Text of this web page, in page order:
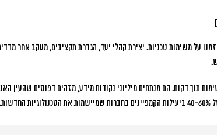
לפני שנתיים, מנהל קמפיינים טיפוסי בילה 60% מזמנו על משימות טכניות. יצירת קהלי יעד, הגדרת תקציבים,
תוך דקות. הם מנתחים מיליוני נקודות מידע, מזהים דפוסים שהעין
בחברות שמיישמות את הטכנולוגיות החדשות.